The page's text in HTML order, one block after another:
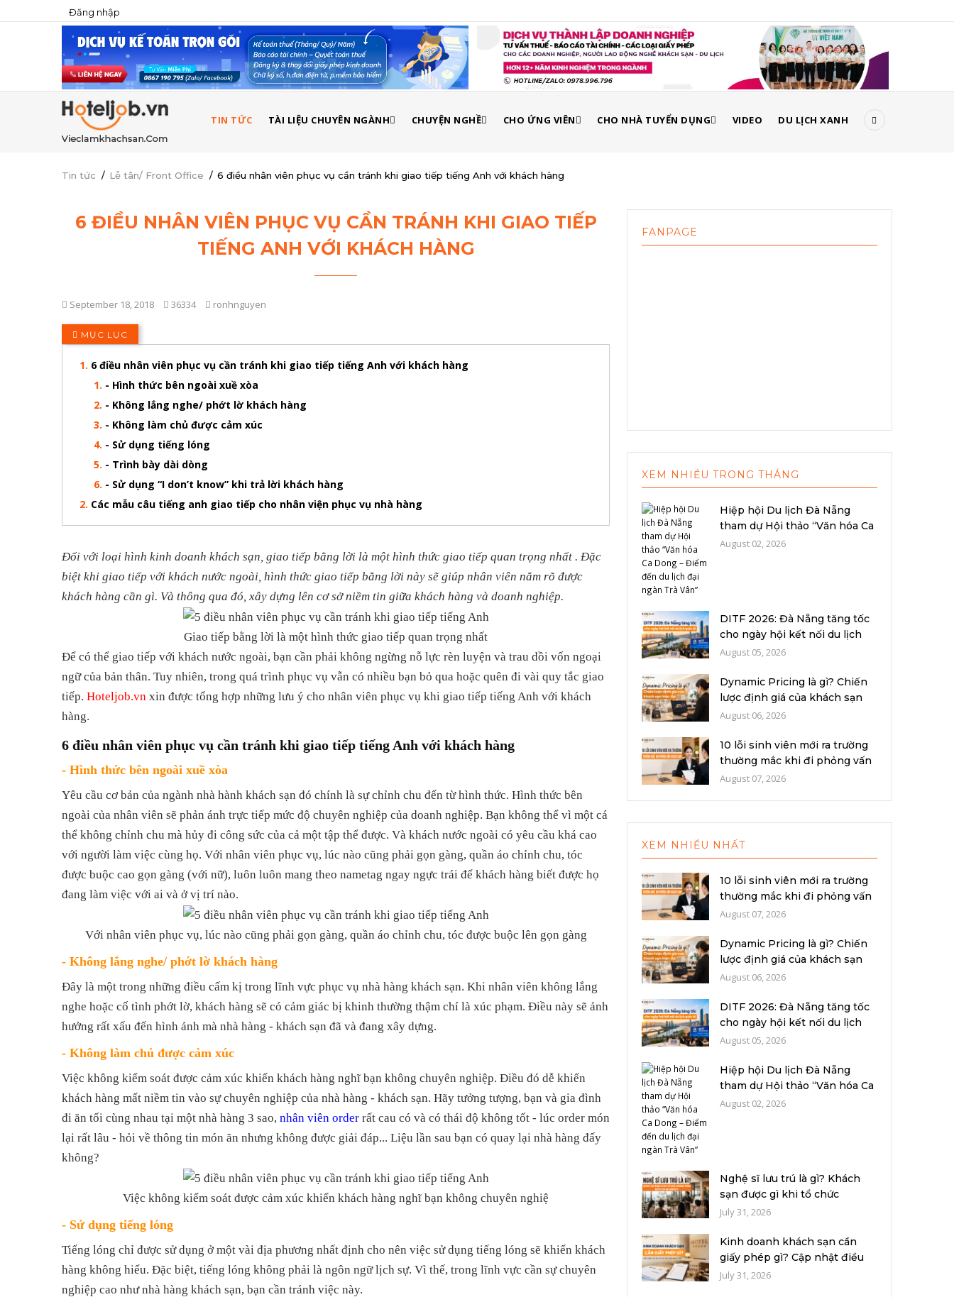
USER
ACCOUNT
MENU
Đăng nhập
NAVIGATION
TIN TỨC TÀI LIỆU CHUYÊN NGÀNH CHUYỆN NGHỀ CHO ỨNG VIÊN CHO NHÀ TUYỂN DỤNG VIDEO DU LỊCH XANH
Tin tức / Lễ tân/ Front Office / 6 điều nhân viên phục vụ cần tránh khi giao tiếp tiếng Anh với khách hàng
6 ĐIỀU NHÂN VIÊN PHỤC VỤ CẦN TRÁNH KHI GIAO TIẾP
TIẾNG ANH VỚI KHÁCH HÀNG
September 18, 2018 36334 ronhnguyen
MỤC LỤC
6 điều nhân viên phục vụ cần tránh khi giao tiếp tiếng Anh với khách hàng​
- Hình thức bên ngoài xuề xòa
- Không lắng nghe/ phớt lờ khách hàng
- Không làm chủ được cảm xúc
- Sử dụng tiếng lóng
- Trình bày dài dòng
- Sử dụng “I don’t know” khi trả lời khách hàng
Các mẫu câu tiếng anh giao tiếp cho nhân viện phục vụ nhà hàng
Đối với loại hình kinh doanh khách sạn, giao tiếp bằng lời là một hình thức giao tiếp quan trọng nhất . Đặc
biệt khi giao tiếp với khách nước ngoài, hình thức giao tiếp bằng lời này sẽ giúp nhân viên nắm rõ được
khách hàng cần gì. Và thông qua đó, xây dựng lên cơ sở niềm tin giữa khách hàng và doanh nghiệp.
Giao tiếp bằng lời là một hình thức giao tiếp quan trọng nhất
Để có thể giao tiếp với khách nước ngoài, bạn cần phải không ngừng nỗ lực rèn luyện và trau dồi vốn ngoại
ngữ của bản thân. Tuy nhiên, trong quá trình phục vụ vẫn có nhiều bạn bỏ qua hoặc quên đi vài quy tắc giao
tiếp. Hoteljob.vn xin được tổng hợp những lưu ý cho nhân viên phục vụ khi giao tiếp tiếng Anh với khách
hàng.
6 điều nhân viên phục vụ cần tránh khi giao tiếp tiếng Anh với khách hàng
- Hình thức bên ngoài xuề xòa
Yêu cầu cơ bản của ngành nhà hành khách sạn đó chính là sự chỉnh chu đến từ hình thức. Hình thức bên
ngoài của nhân viên sẽ phản ánh trực tiếp mức độ chuyên nghiệp của doanh nghiệp. Bạn không thể vì một cá
thể không chỉnh chu mà hủy đi công sức của cả một tập thể được. Và khách nước ngoài có yêu cầu khá cao
với người làm việc cùng họ. Với nhân viên phục vụ, lúc nào cũng phải gọn gàng, quần áo chỉnh chu, tóc
được buộc cao gọn gàng (với nữ), luôn luôn mang theo nametag ngay ngực trái để khách hàng biết được họ
đang làm việc với ai và ở vị trí nào.
Với nhân viên phục vụ, lúc nào cũng phải gọn gàng, quần áo chỉnh chu, tóc được buộc lên gọn gàng
- Không lắng nghe/ phớt lờ khách hàng
Đây là một trong những điều cấm kị trong lĩnh vực phục vụ nhà hàng khách sạn. Khi nhân viên không lắng
nghe hoặc cố tình phớt lờ, khách hàng sẽ có cảm giác bị khinh thường thậm chí là xúc phạm. Điều này sẽ ảnh
hưởng rất xấu đến hình ảnh mà nhà hàng - khách sạn đã và đang xây dựng.
- Không làm chủ được cảm xúc
Việc không kiểm soát được cảm xúc khiến khách hàng nghĩ bạn không chuyên nghiệp. Điều đó dễ khiến
khách hàng mất niềm tin vào sự chuyên nghiệp của nhà hàng - khách sạn. Hãy tưởng tượng, bạn và gia đình
đi ăn tối cùng nhau tại một nhà hàng 3 sao, nhân viên order rất cau có và có thái độ không tốt - lúc order món
lại rất lâu - hỏi về thông tin món ăn nhưng không được giải đáp... Liệu lần sau bạn có quay lại nhà hàng đấy
không?
Việc không kiểm soát được cảm xúc khiến khách hàng nghĩ bạn không chuyên nghiệ
- Sử dụng tiếng lóng
Tiếng lóng chỉ được sử dụng ở một vài địa phương nhất định cho nên việc sử dụng tiếng lóng sẽ khiến khách
hàng không hiểu. Đặc biệt, tiếng lóng không phải là ngôn ngữ lịch sự. Vì thế, trong lĩnh vực cần sự chuyên
nghiệp cao như nhà hàng khách sạn, bạn cần tránh việc này.
FANPAGE
XEM NHIỀU TRONG THÁNG
Hiệp hội Du lịch Đà Nẵng
tham dự Hội thảo “Văn hóa Ca
Dong –...
August 02, 2026
DITF 2026: Đà Nẵng tăng tốc
cho ngày hội kết nối du lịch
quố...
August 05, 2026
Dynamic Pricing là gì? Chiến
lược định giá của khách sạn
hiệ...
August 06, 2026
10 lỗi sinh viên mới ra trường
thường mắc khi đi phỏng vấn
k...
August 07, 2026
XEM NHIỀU NHẤT
10 lỗi sinh viên mới ra trường
thường mắc khi đi phỏng vấn
k...
August 07, 2026
Dynamic Pricing là gì? Chiến
lược định giá của khách sạn
hiệ...
August 06, 2026
DITF 2026: Đà Nẵng tăng tốc
cho ngày hội kết nối du lịch
quố...
August 05, 2026
Hiệp hội Du lịch Đà Nẵng
tham dự Hội thảo “Văn hóa Ca
Dong –...
August 02, 2026
Nghệ sĩ lưu trú là gì? Khách
sạn được gì khi tổ chức
chương...
July 31, 2026
Kinh doanh khách sạn cần
giấy phép gì? Cập nhật điều
kiện, h...
July 31, 2026